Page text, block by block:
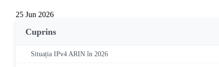
25 Jun 2026
Cuprins
Situația IPv4 ARIN în 2026